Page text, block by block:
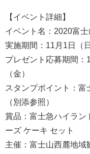
【イベント詳細】
イベント名：2020富
実施期間：11月1日（
プレゼント応募期間：
（金）
スタンプポイント：富
（別添参照）
賞品：富士急ハイラン
ーズ ケーキ セット
主催：富士山西麓地域